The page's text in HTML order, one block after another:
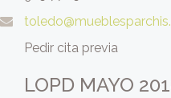
Pedir cita previa
LOPD MAYO